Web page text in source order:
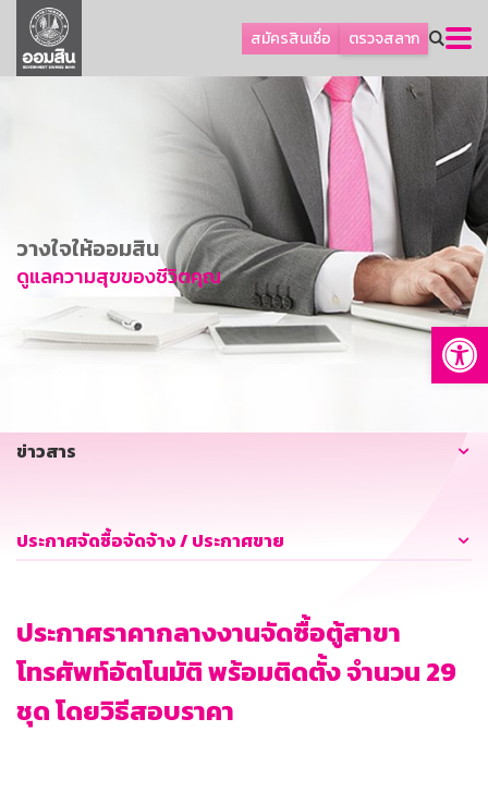
สมัครสินเชื่อ ตรวจสลาก
ลูกค้าธุรกิจ
ลูกค้าผู้ประกอบรายย่อย
การพัฒนาที่ยั่งยืน
ข่าวสาร
บริการทางการเงิน
อื่นๆ
วางใจให้ออมสิน
ดูแลความสุขของชีวิตคุณ
ข่าวสาร
ประกาศจัดซื้อจัดจ้าง / ประกาศขาย
ประกาศราคากลางงานจัดซื้อตู้สาขา
โทรศัพท์อัตโนมัติ พร้อมติดตั้ง จำนวน 29
ชุด โดยวิธีสอบราคา